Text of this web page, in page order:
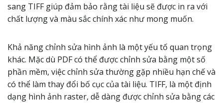
sang TIFF giúp đảm bảo rằng tài liệu sẽ được in ra với
chất lượng và màu sắc chính xác như mong muốn.
Khả năng chỉnh sửa hình ảnh là một yếu tố quan trọng
khác. Mặc dù PDF có thể được chỉnh sửa bằng một số
phần mềm, việc chỉnh sửa thường gặp nhiều hạn chế và
có thể làm thay đổi bố cục của tài liệu. TIFF, là một định
dạng hình ảnh raster, dễ dàng được chỉnh sửa bằng các